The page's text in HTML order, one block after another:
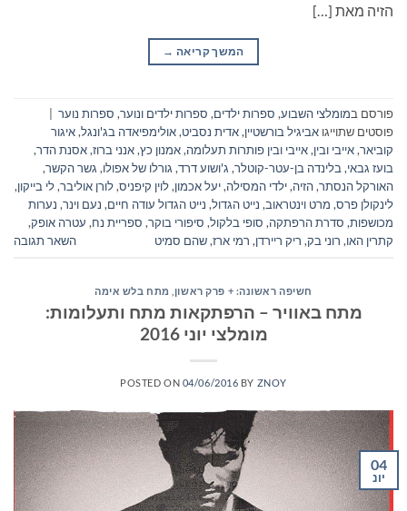
הזיה מאת […]
המשך קריאה →
פורסם במומלצי השבוע, ספרות ילדים, ספרות ילדים ונוער, ספרות נוער
פוסטים שתוייגו אביגיל בורשטיין,אדית נסביט,אולימפיאדה בג'ונגל,איגור
קוביאר,אייבי ובין,אייבי ובין פותרות תעלומה,אמנון כץ,אנני ברוז,אסנת הדר,
בועז גבאי,בלינדה בן-עטר-קוטלר, ג'ושוע דרד, גורלו של אפולו, גשר הקשר,
האורקל הנסתר,הזיה,ילדי המסילה,יעל אכמון,לוין קיפניס,לורן אוליבר,לי בייקון,
לינקולן פרס, מרט וינטראוב, נייט הגדול, נייט הגדול עודה חיים, נעם וינר, נערות
מכושפות, סדרת הרפתקה, סופי בלקול, סיפורי בוקר, ספריית נח, עטרה אופק,
קתרין האו, רוני בק, ריק ריירדן, רמי ארז,שהם סמיט השאר תגובה
חשיפה ראשונה: + פרק ראשון מתח בלש אימה
מתח באוויר – הרפתקאות מתח ותעלומות:
מומלצי יוני 2016
POSTED ON 04/06/2016 BY ZNOY
04
יונ